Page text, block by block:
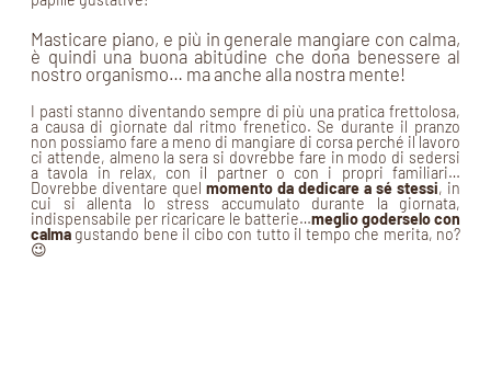
Masticare piano, e più in generale mangiare con calma,
è quindi una buona abitudine che dona benessere al
nostro organismo… ma anche alla nostra mente!
I pasti stanno diventando sempre di più una pratica frettolosa,
a causa di giornate dal ritmo frenetico. Se durante il pranzo
non possiamo fare a meno di mangiare di corsa perché il lavoro
ci attende, almeno la sera si dovrebbe fare in modo di sedersi
a tavola in relax, con il partner o con i propri familiari…
Dovrebbe diventare quel momento da dedicare a sé stessi, in
cui si allenta lo stress accumulato durante la giornata,
indispensabile per ricaricare le batterie…meglio goderselo con
calma gustando bene il cibo con tutto il tempo che merita, no?
😉